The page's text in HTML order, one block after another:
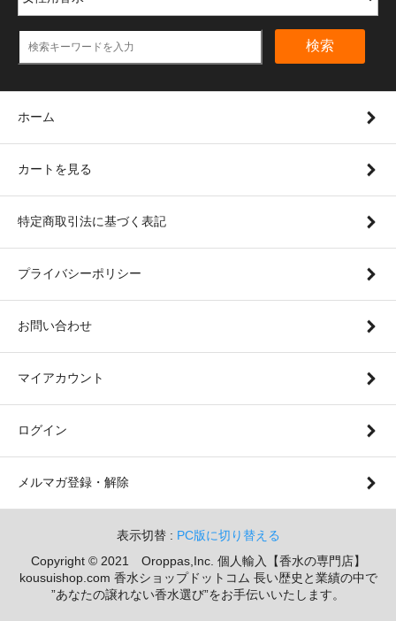
検索
ホーム
カートを見る
特定商取引法に基づく表記
プライバシーポリシー
お問い合わせ
マイアカウント
ログイン
メルマガ登録・解除
表示切替 : PC版に切り替える
Copyright © 2021 Oroppas,Inc. 個人輸入【香水の専門店】
kousuishop.com 香水ショップドットコム 長い歴史と業績の中で
”あなたの譲れない香水選び”をお手伝いいたします。